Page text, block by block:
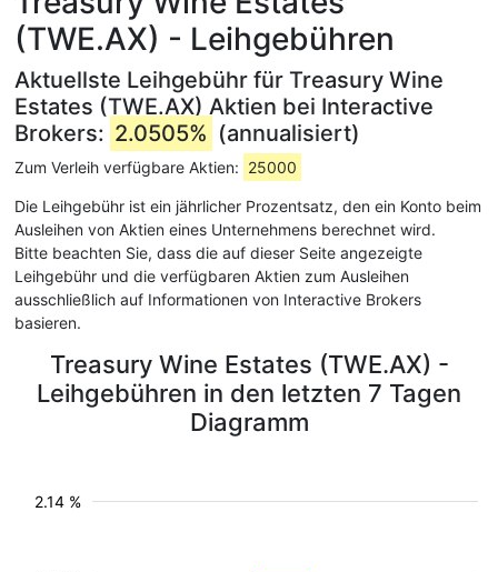
(TWE.AX) - Leihgebühren
Aktuellste Leihgebühr für Treasury Wine
Estates (TWE.AX) Aktien bei Interactive
Brokers: 2.0505% (annualisiert)
Zum Verleih verfügbare Aktien: 25000
Die Leihgebühr ist ein jährlicher Prozentsatz, den ein Konto beim
Ausleihen von Aktien eines Unternehmens berechnet wird.
Bitte beachten Sie, dass die auf dieser Seite angezeigte
Leihgebühr und die verfügbaren Aktien zum Ausleihen
ausschließlich auf Informationen von Interactive Brokers
basieren.
Treasury Wine Estates (TWE.AX) -
Leihgebühren in den letzten 7 Tagen
Diagramm
2.14 %